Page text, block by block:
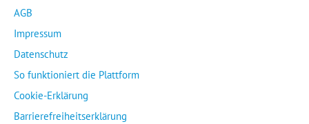
AGB
Impressum
Datenschutz
So funktioniert die Plattform
Cookie-Erklärung
Barrierefreiheitserklärung